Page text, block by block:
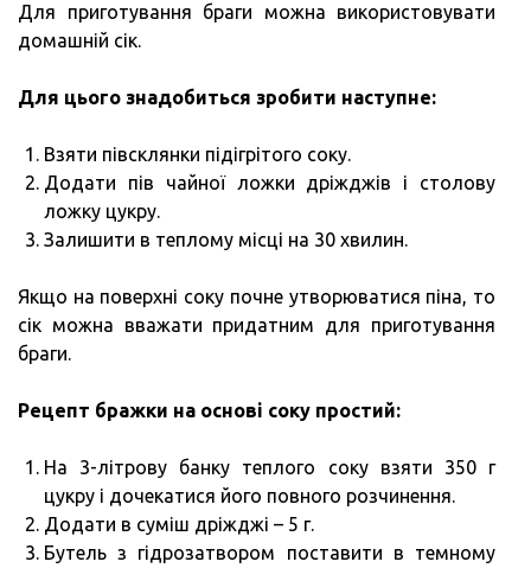
Для приготування браги можна використовувати
домашній сік.
Для цього знадобиться зробити наступне:
Взяти півсклянки підігрітого соку.
Додати пів чайної ложки дріжджів і столову
ложку цукру.
Залишити в теплому місці на 30 хвилин.
Якщо на поверхні соку почне утворюватися піна, то
сік можна вважати придатним для приготування
браги.
Рецепт бражки на основі соку простий:
На 3-літрову банку теплого соку взяти 350 г
цукру і дочекатися його повного розчинення.
Додати в суміш дріжджі – 5 г.
Бутель з гідрозатвором поставити в темному